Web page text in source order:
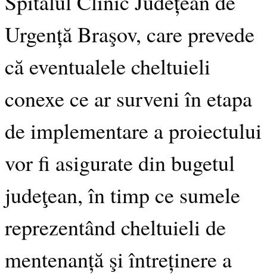
Urgență Braşov, care prevede
că eventualele cheltuieli
conexe ce ar surveni în etapa
de implementare a proiectului
vor fi asigurate din bugetul
judeţean, în timp ce sumele
reprezentând cheltuieli de
mentenanță şi întreținere a